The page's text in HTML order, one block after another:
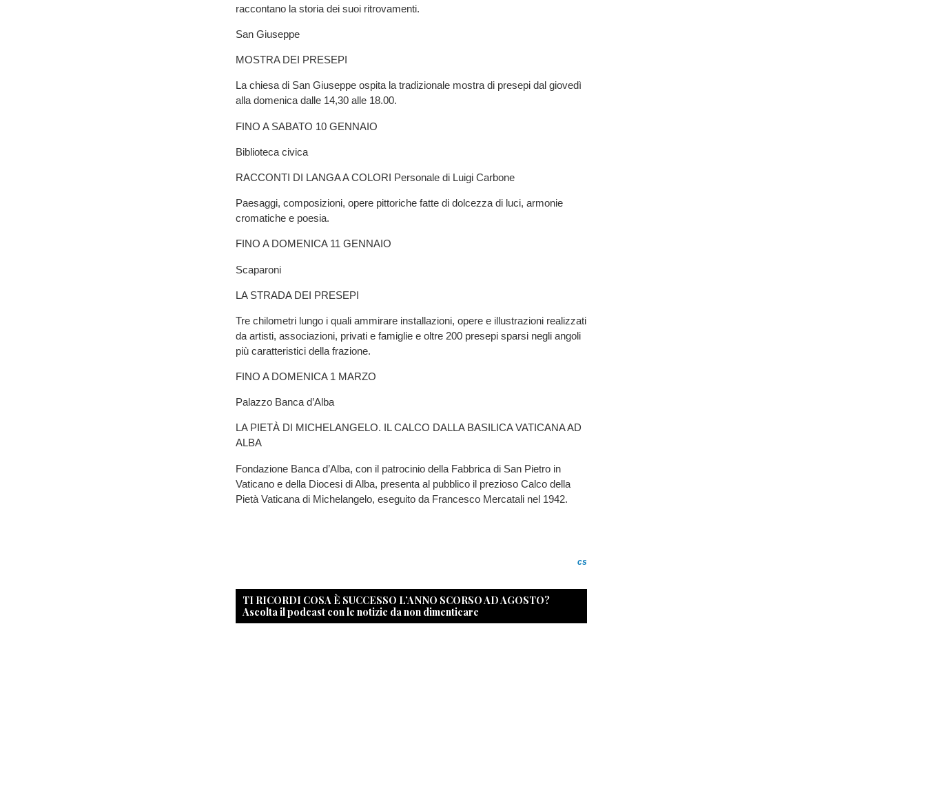
raccontano la storia dei suoi ritrovamenti.
San Giuseppe
MOSTRA DEI PRESEPI
La chiesa di San Giuseppe ospita la tradizionale mostra di presepi dal giovedì
alla domenica dalle 14,30 alle 18.00.
FINO A SABATO 10 GENNAIO
Biblioteca civica
RACCONTI DI LANGA A COLORI Personale di Luigi Carbone
Paesaggi, composizioni, opere pittoriche fatte di dolcezza di luci, armonie
cromatiche e poesia.
FINO A DOMENICA 11 GENNAIO
Scaparoni
LA STRADA DEI PRESEPI
Tre chilometri lungo i quali ammirare installazioni, opere e illustrazioni realizzati
da artisti, associazioni, privati e famiglie e oltre 200 presepi sparsi negli angoli
più caratteristici della frazione.
FINO A DOMENICA 1 MARZO
Palazzo Banca d’Alba
LA PIETÀ DI MICHELANGELO. IL CALCO DALLA BASILICA VATICANA AD
ALBA
Fondazione Banca d’Alba, con il patrocinio della Fabbrica di San Pietro in
Vaticano e della Diocesi di Alba, presenta al pubblico il prezioso Calco della
Pietà Vaticana di Michelangelo, eseguito da Francesco Mercatali nel 1942.
cs
TI RICORDI COSA È SUCCESSO L’ANNO SCORSO AD AGOSTO?
Ascolta il podcast con le notizie da non dimenticare